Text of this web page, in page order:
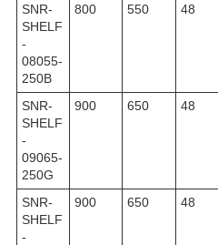
SNR-
SHELF
-
08055-
250B
800 550 48
SNR-
SHELF
-
09065-
250G
900 650 48
SNR-
SHELF
-
900 650 48